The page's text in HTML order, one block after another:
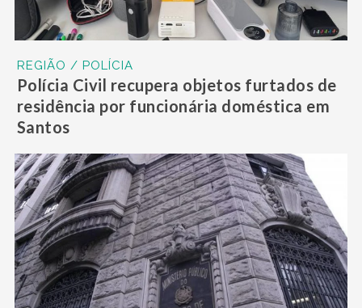
REGIÃO / POLÍCIA
Polícia Civil recupera objetos furtados de
residência por funcionária doméstica em
Santos